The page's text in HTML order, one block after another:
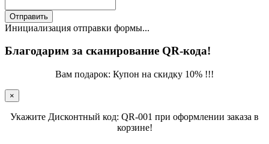
Отправить
Инициализация отправки формы...
Благодарим за сканирование QR-кода!
Вам подарок: Купон на скидку 10% !!!
×
Укажите Дисконтный код: QR-001 при оформлении заказа в
корзине!